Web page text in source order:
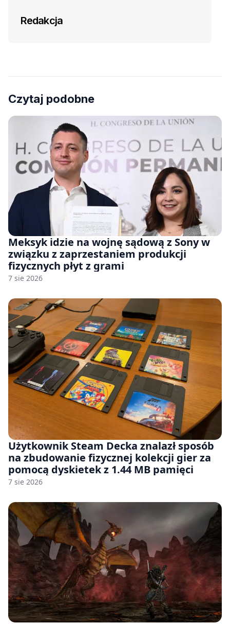
Redakcja
Czytaj podobne
Meksyk idzie na wojnę sądową z Sony w
związku z zaprzestaniem produkcji
fizycznych płyt z grami
7 sie 2026
Użytkownik Steam Decka znalazł sposób
na zbudowanie fizycznej kolekcji gier za
pomocą dyskietek z 1.44 MB pamięci
7 sie 2026